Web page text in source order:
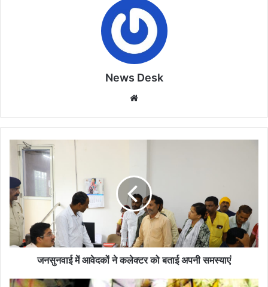
News Desk
जनसुनवाई
आवेदकों
कलेक्टर
को
बताई
अपनी
समस्याएं
जनसुनवाई में आवेदकों ने कलेक्टर को बताई अपनी समस्याएं
ऐसे